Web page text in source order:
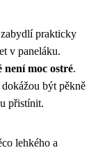
prakticky
v paneláku.
není moc ostré.
být pěkně
přistínit.
lehkého a